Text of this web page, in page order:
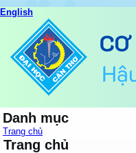
English
Danh mục
Trang chủ
Trang chủ